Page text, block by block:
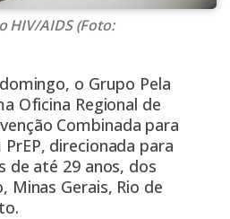
HIV/AIDS (Foto:
o Grupo Pela
Oficina Regional de
Combinada para
PrEP, direcionada para
de até 29 anos, dos
Minas Gerais, Rio de